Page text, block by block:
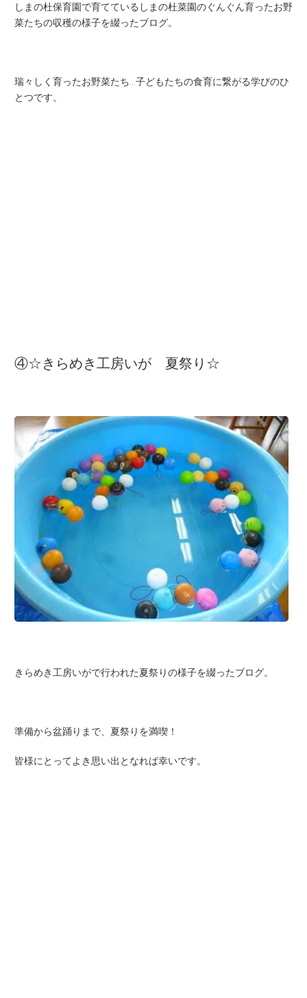
しまの杜保育園で育てているしまの杜菜園のぐんぐん育ったお野
菜たちの収穫の様子を綴ったブログ。
瑞々しく育ったお野菜たち…子どもたちの食育に繋がる学びのひ
とつです。
④☆きらめき工房いが 夏祭り☆
きらめき工房いがで行われた夏祭りの様子を綴ったブログ。
準備から盆踊りまで、夏祭りを満喫！
皆様にとってよき思い出となれば幸いです。